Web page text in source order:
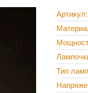
Артикул
Тип